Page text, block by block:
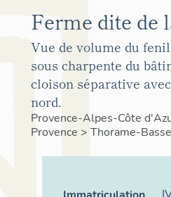
Ferme dite de
Vue de volume du
sous charpente du
cloison séparative
nord.
Provence-Alpes-Côte
Provence > Thorame-Basse